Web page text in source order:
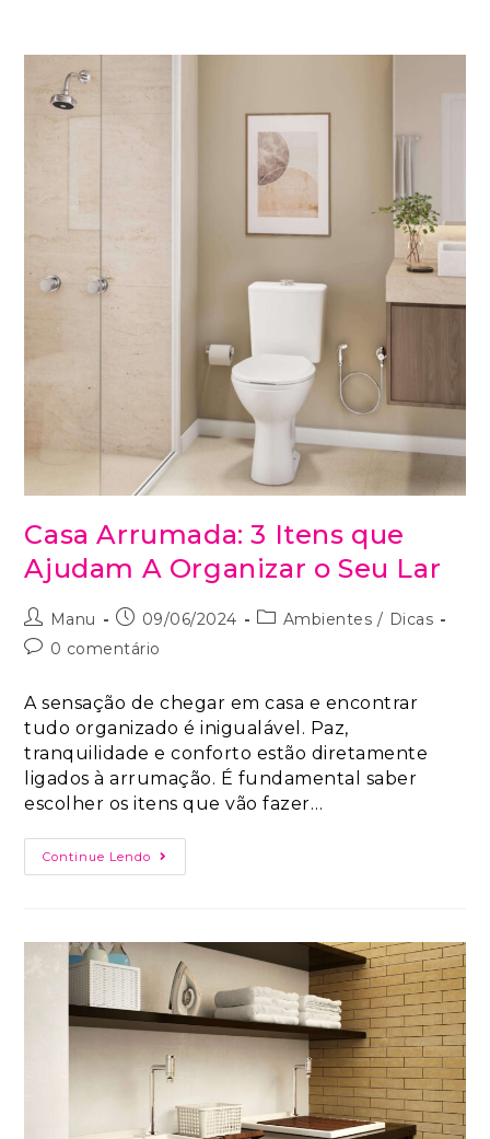
Casa Arrumada: 3 Itens que
Ajudam A Organizar o Seu Lar
Manu 09/06/2024 Ambientes / Dicas
0 comentário
A sensação de chegar em casa e encontrar
tudo organizado é inigualável. Paz,
tranquilidade e conforto estão diretamente
ligados à arrumação. É fundamental saber
escolher os itens que vão fazer…
Continue Lendo